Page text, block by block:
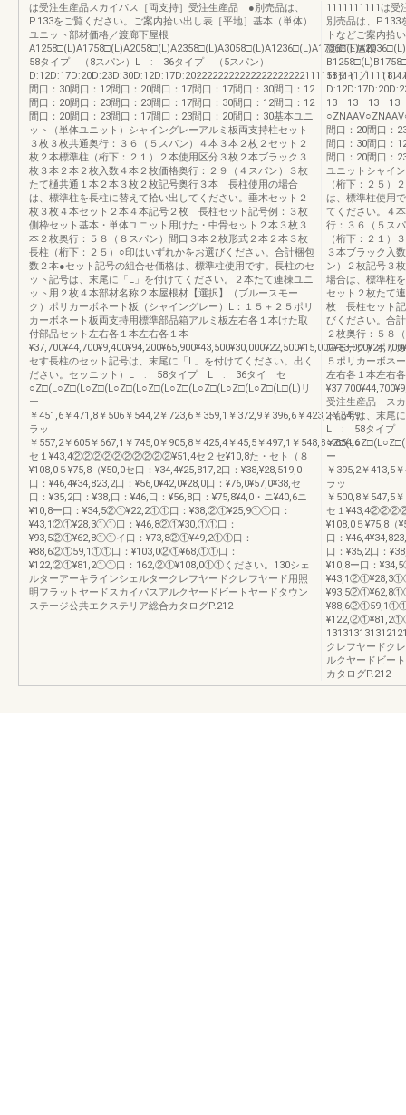
は受注生産品スカイパス［両支持］受注生産品 ●別売品は、
P.133をご覧ください。ご案内拾い出し表［平地］基本（単体）
ユニット部材価格／渡廊下屋根
58タイプ （8スパン）L : 36タイプ （5スパン）
間口：30間口：12間口：20間口：17間口：17間口：30間口：12
間口：20間口：23間口：23間口：17間口：30間口：12間口：12
間口：20間口：23間口：17間口：23間口：20間口：30基本ユニ
ット（単体ユニット）シャイングレーアルミ板両支持柱セット
３枚３枚共通奥行：３６（５スパン）４本３本２枚２セット２
枚２本標準柱（桁下：２１）２本使用区分３枚２本ブラック３
枚３本２本２枚入数４本２枚価格奥行：２９（４スパン）３枚
たて樋共通１本２本３枚２枚記号奥行３本 長柱使用の場合
は、標準柱を長柱に替えて拾い出してください。垂木セット２
枚３枚４本セット２本４本記号２枚 長柱セット記号例：３枚
側枠セット基本・単体ユニット用けた・中骨セット２本３枚３
本２枚奥行：５８（８スパン）間口３本２枚形式２本２本３枚
長柱（桁下：２５）○印はいずれかをお選びください。合計梱包
数２本●セット記号の組合せ価格は、標準柱使用です。長柱のセ
ット記号は、末尾に「L」を付けてください。２本たて連棟ユニ
ット用２枚４本部材名称２本屋根材【選択】（ブルースモー
ク）ポリカーボネート板（シャイングレー）L：１５＋２５ポリ
カーボネート板両支持用標準部品箱アルミ板左右各１本けた取
付部品セット左右各１本左右各１本
セす長柱のセット記号は、末尾に「L」を付けてください。出く
ださい。セッニット）L : 58タイプ L : 36タイ セ
○Z□(L○Z□(L○Z□(L○Z□(L○Z□(L○Z□(L○Z□(L○Z□(L○Z□(L□(L)リ
ー
￥451,6￥471,8￥506￥544,2￥723,6￥359,1￥372,9￥396,6￥423,2￥54,9
ラッ
￥557,2￥605￥667,1￥745,0￥905,8￥425,4￥45,5￥497,1￥548,8￥654,6
セ１¥43,4②②②②②②②②②②¥51,4セ２セ¥10,8た・セト（８
¥108,0５¥75,8（¥50,0セ口：¥34,4¥25,817,2口：¥38,¥28,519,0
口：¥46,4¥34,823,2口：¥56,0¥42,0¥28,0口：¥76,0¥57,0¥38,セ
口：¥35,2口：¥38,口：¥46,口：¥56,8口：¥75,8¥4,0・ニ¥40,6ニ
¥10,8ー口：¥34,5②①¥22,2①①口：¥38,②①¥25,9①①口：
¥43,1②①¥28,3①①口：¥46,8②①¥30,①①口：
¥93,5②①¥62,8①①イ口：¥73,8②①¥49,2①①口：
¥88,6②①59,1①①口：¥103,0②①¥68,①①口：
¥122,②①¥81,2①①口：162,②①¥108,0①①ください。130シェ
ルターアーキラインシェルタークレフヤードクレフヤード用照
明フラットヤードスカイパスアルクヤードビートヤードタウン
ステージ公共エクステリア総合カタログP.212
1111111111は
別売品は、P.133
トなどご案内拾
渡廊下屋根
58タイプ （8
13 13 13
間口：20間口：
間口：30間口：
間口：20間口：
ユニットシャイ
（桁下：２５）
は、標準柱使用
てください。４
行：３６（５ス
（桁下：２１）
３本ブラック入
ン）２枚記号３
場合は、標準柱
セット２枚たて
枚 長柱セット記
びください。合
２枚奥行：５８
スモーク）ポリ
５ポリカーボネ
左右各１本左右
受注生産品 スカ
ト記号は、末尾
L : 58タイプ
ー
￥395,2￥413,5
ラッ
￥500,8￥547,5
セ１
¥108,0５¥75,8（
口：
口：¥35,2口：
¥10,8ー口：
クレフヤードク
ルクヤードビー
カタログP.212